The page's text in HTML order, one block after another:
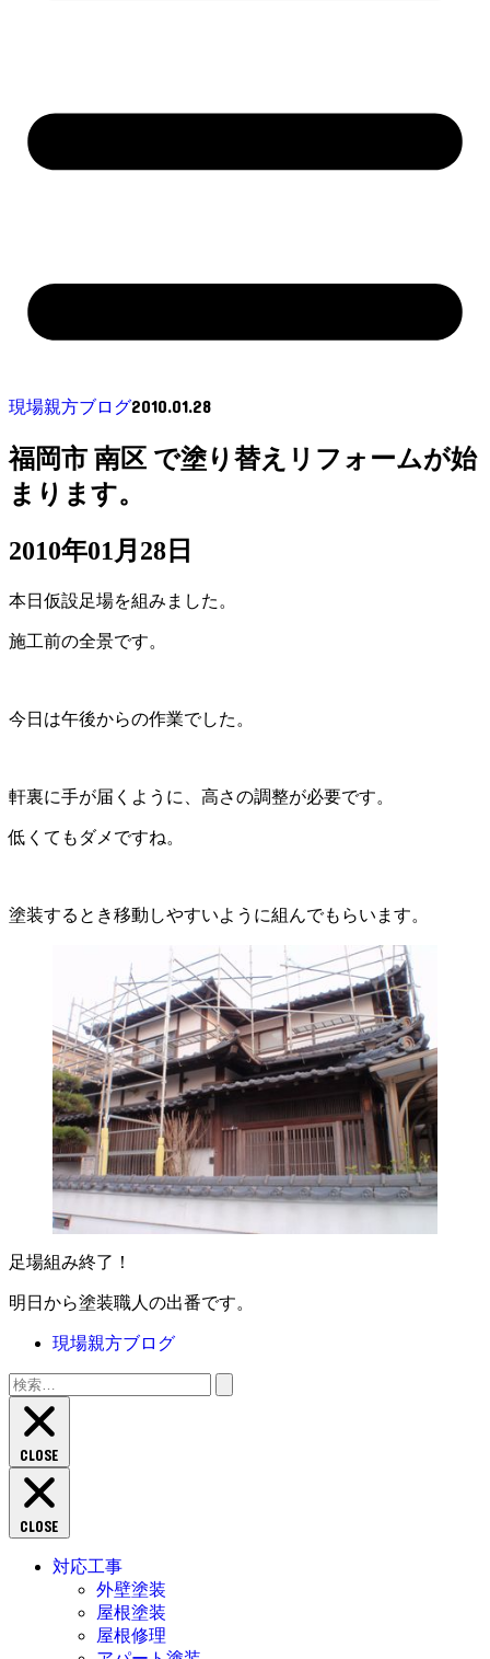
現場親方ブログ2010.01.28
福岡市 南区 で塗り替えリフォームが始
まります。
2010年01月28日
本日仮設足場を組みました。
施工前の全景です。
今日は午後からの作業でした。
軒裏に手が届くように、高さの調整が必要です。
低くてもダメですね。
塗装するとき移動しやすいように組んでもらいます。
足場組み終了！
明日から塗装職人の出番です。
現場親方ブログ
検
索:
CLOSE
CLOSE
対応工事
外壁塗装
屋根塗装
屋根修理